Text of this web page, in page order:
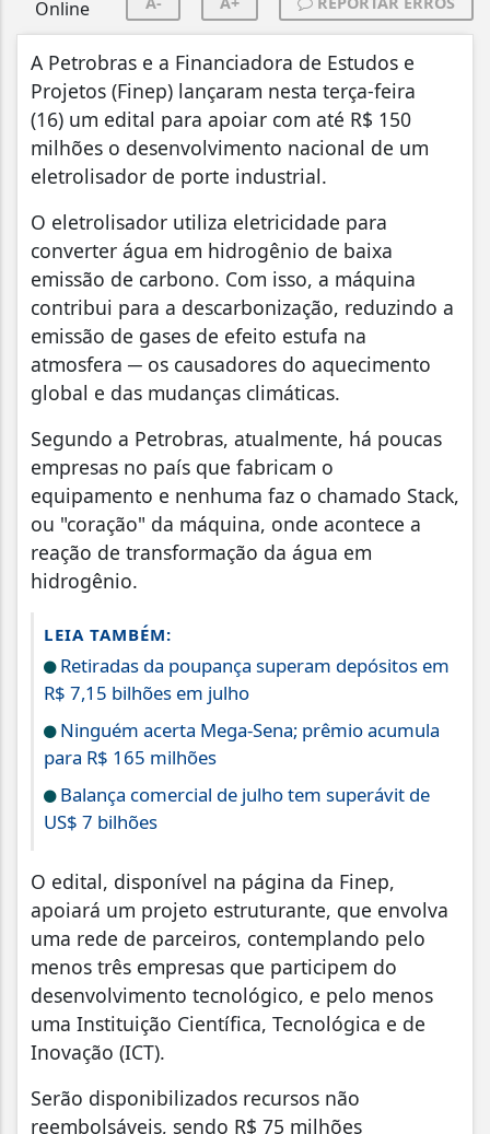
A Petrobras e a Financiadora de Estudos e
Projetos (Finep) lançaram nesta terça-feira
(16) um edital para apoiar com até R$ 150
milhões o desenvolvimento nacional de um
eletrolisador de porte industrial.
O eletrolisador utiliza eletricidade para
converter água em hidrogênio de baixa
emissão de carbono. Com isso, a máquina
contribui para a descarbonização, reduzindo a
emissão de gases de efeito estufa na
atmosfera ─ os causadores do aquecimento
global e das mudanças climáticas.
Segundo a Petrobras, atualmente, há poucas
empresas no país que fabricam o
equipamento e nenhuma faz o chamado Stack,
ou "coração" da máquina, onde acontece a
reação de transformação da água em
hidrogênio.
LEIA TAMBÉM:
Retiradas da poupança superam depósitos em
R$ 7,15 bilhões em julho
Ninguém acerta Mega-Sena; prêmio acumula
para R$ 165 milhões
Balança comercial de julho tem superávit de
US$ 7 bilhões
O edital, disponível na página da Finep,
apoiará um projeto estruturante, que envolva
uma rede de parceiros, contemplando pelo
menos três empresas que participem do
desenvolvimento tecnológico, e pelo menos
uma Instituição Científica, Tecnológica e de
Inovação (ICT).
Serão disponibilizados recursos não
reembolsáveis, sendo R$ 75 milhões